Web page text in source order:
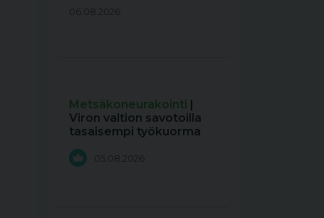
06.08.2026
Metsäkoneurakointi |
Viron valtion savotoilla
tasaisempi työkuorma
05.08.2026